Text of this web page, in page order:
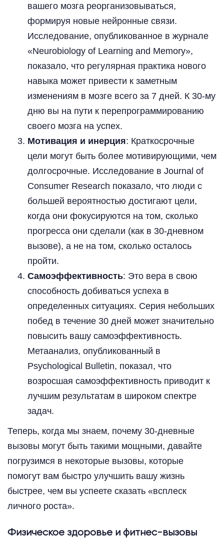
вашего мозга реорганизовываться,
формируя новые нейронные связи.
Исследование, опубликованное в журнале
«Neurobiology of Learning and Memory»,
показало, что регулярная практика нового
навыка может привести к заметным
изменениям в мозге всего за 7 дней. К 30-му
дню вы на пути к перепрограммированию
своего мозга на успех.
Мотивация и инерция: Краткосрочные
цели могут быть более мотивирующими, чем
долгосрочные. Исследование в Journal of
Consumer Research показало, что люди с
большей вероятностью достигают цели,
когда они фокусируются на том, сколько
прогресса они сделали (как в 30-дневном
вызове), а не на том, сколько осталось
пройти.
Самоэффективность: Это вера в свою
способность добиваться успеха в
определенных ситуациях. Серия небольших
побед в течение 30 дней может значительно
повысить вашу самоэффективность.
Метаанализ, опубликованный в
Psychological Bulletin, показал, что
возросшая самоэффективность приводит к
лучшим результатам в широком спектре
задач.
Теперь, когда мы знаем, почему 30-дневные
вызовы могут быть такими мощными, давайте
погрузимся в некоторые вызовы, которые
помогут вам быстро улучшить вашу жизнь
быстрее, чем вы успеете сказать «всплеск
личного роста».
Физическое здоровье и фитнес-вызовы